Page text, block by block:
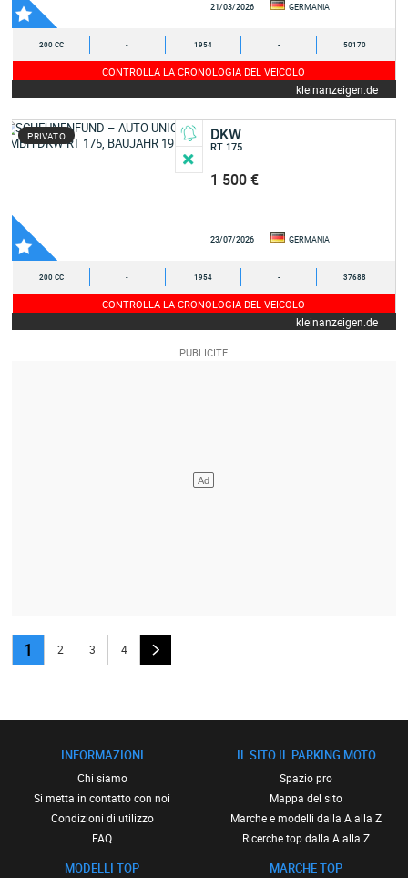
21/03/2026 GERMANIA
200 CC - 1954 - 50170
CONTROLLA LA CRONOLOGIA DEL VEICOLO
kleinanzeigen.de
PRIVATO DKW
RT 175
1 500 €
23/07/2026 GERMANIA
200 CC - 1954 - 37688
CONTROLLA LA CRONOLOGIA DEL VEICOLO
kleinanzeigen.de
1 2 3 4
INFORMAZIONI
Chi siamo
Si metta in contatto con noi
Condizioni di utilizzo
FAQ
MODELLI TOP
IL SITO IL PARKING MOTO
Spazio pro
Mappa del sito
Marche e modelli dalla A alla Z
Ricerche top dalla A alla Z
MARCHE TOP